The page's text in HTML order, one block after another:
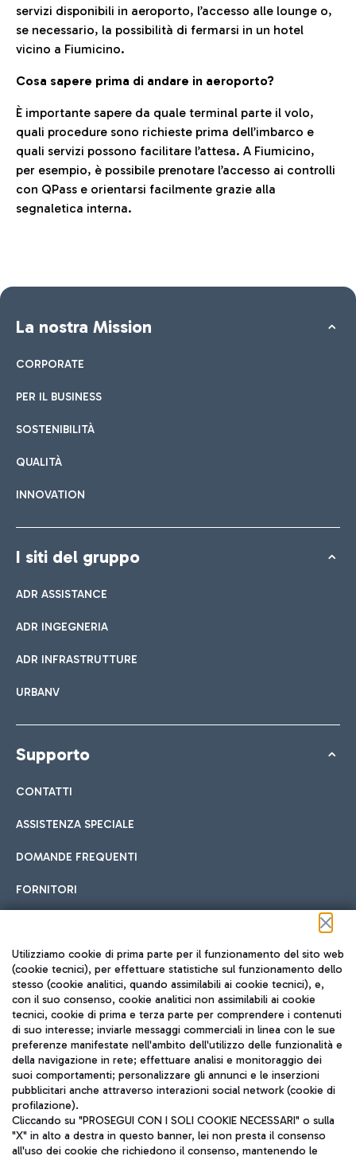
servizi disponibili in aeroporto, l’accesso alle lounge o,
se necessario, la possibilità di fermarsi in un hotel
vicino a Fiumicino.
Cosa sapere prima di andare in aeroporto?
È importante sapere da quale terminal parte il volo,
quali procedure sono richieste prima dell’imbarco e
quali servizi possono facilitare l’attesa. A Fiumicino,
per esempio, è possibile prenotare l’accesso ai controlli
con QPass e orientarsi facilmente grazie alla
segnaletica interna.
La nostra Mission
CORPORATE
PER IL BUSINESS
SOSTENIBILITÀ
QUALITÀ
INNOVATION
I siti del gruppo
ADR ASSISTANCE
ADR INGEGNERIA
ADR INFRASTRUTTURE
URBANV
Supporto
CONTATTI
ASSISTENZA SPECIALE
DOMANDE FREQUENTI
FORNITORI
Seguici sui social
TRAVEL JOURNAL
ITA
Utilizziamo cookie di prima parte per il funzionamento del sito web
(cookie tecnici), per effettuare statistiche sul funzionamento dello
stesso (cookie analitici, quando assimilabili ai cookie tecnici), e,
con il suo consenso, cookie analitici non assimilabili ai cookie
tecnici, cookie di prima e terza parte per comprendere i contenuti
di suo interesse; inviarle messaggi commerciali in linea con le sue
preferenze manifestate nell'ambito dell'utilizzo delle funzionalità e
della navigazione in rete; effettuare analisi e monitoraggio dei
suoi comportamenti; personalizzare gli annunci e le inserzioni
pubblicitari anche attraverso interazioni social network (cookie di
profilazione).
Cliccando su "PROSEGUI CON I SOLI COOKIE NECESSARI" o sulla
"X" in alto a destra in questo banner, lei non presta il consenso
all'uso dei cookie che richiedono il consenso, mantenendo le